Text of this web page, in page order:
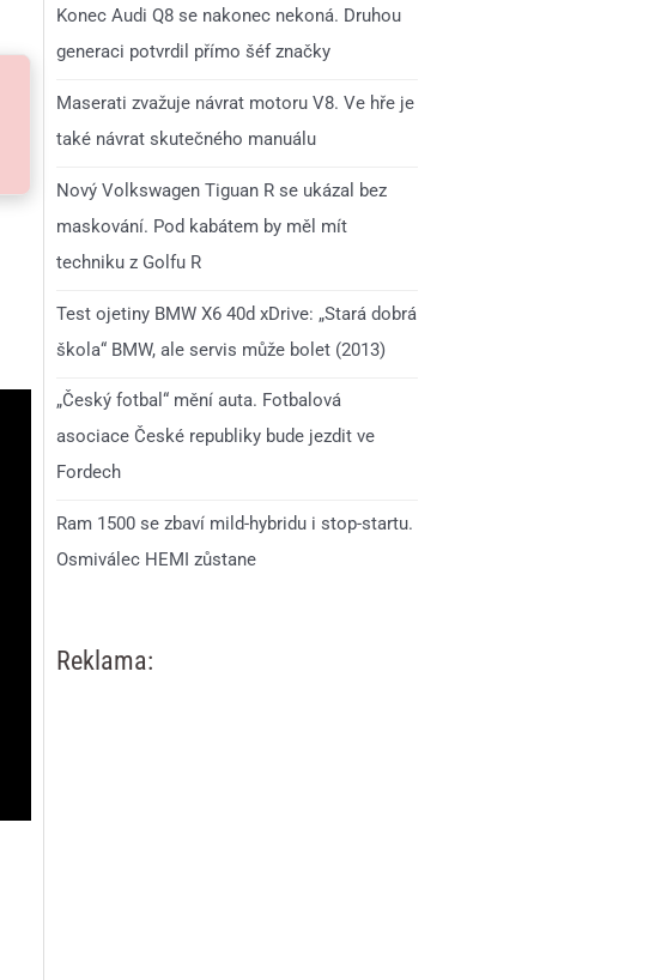
Konec Audi Q8 se nakonec nekoná. Druhou
generaci potvrdil přímo šéf značky
Maserati zvažuje návrat motoru V8. Ve hře je
také návrat skutečného manuálu
Nový Volkswagen Tiguan R se ukázal bez
maskování. Pod kabátem by měl mít
techniku z Golfu R
Test ojetiny BMW X6 40d xDrive: „Stará dobrá
škola“ BMW, ale servis může bolet (2013)
„Český fotbal“ mění auta. Fotbalová
asociace České republiky bude jezdit ve
Fordech
Ram 1500 se zbaví mild-hybridu i stop-startu.
Osmiválec HEMI zůstane
Reklama: